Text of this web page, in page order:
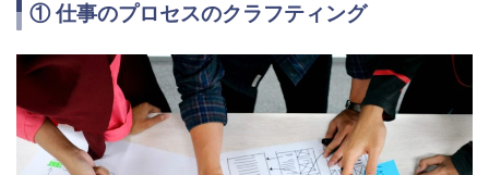
① 仕事のプロセスのクラフティング